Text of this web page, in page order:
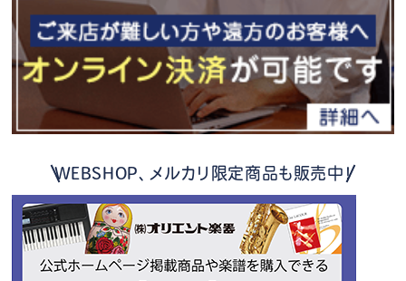
WEBSHOP、メルカリ限定商品も販売中！